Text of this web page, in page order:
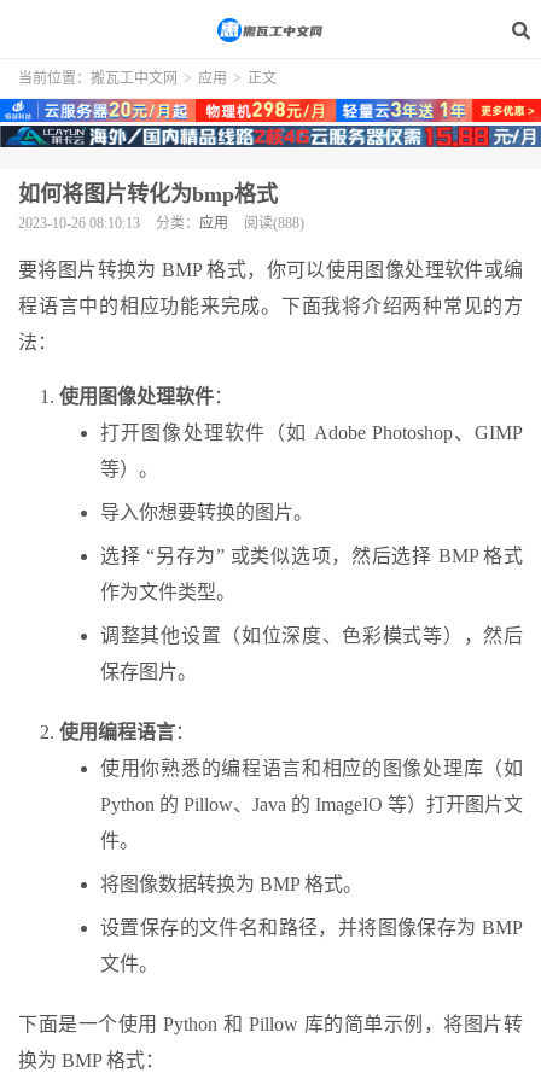
当前位置： 搬瓦工中文网 > 应用 > 正文
如何将图片转化为bmp格式
2023-10-26 08:10:13 分类： 应用 阅读(888)
要将图片转换为 BMP 格式，你可以使用图像处理软件或编
程语言中的相应功能来完成。下面我将介绍两种常见的方
法：
使用图像处理软件：
打开图像处理软件（如 Adobe Photoshop、GIMP
等）。
导入你想要转换的图片。
选择 “另存为” 或类似选项，然后选择 BMP 格式
作为文件类型。
调整其他设置（如位深度、色彩模式等），然后
保存图片。
使用编程语言：
使用你熟悉的编程语言和相应的图像处理库（如
Python 的 Pillow、Java 的 ImageIO 等）打开图片文
件。
将图像数据转换为 BMP 格式。
设置保存的文件名和路径，并将图像保存为 BMP
文件。
下面是一个使用 Python 和 Pillow 库的简单示例，将图片转
换为 BMP 格式：